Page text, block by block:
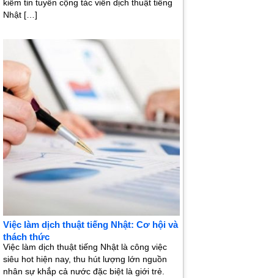
kiếm tin tuyển cộng tác viên dịch thuật tiếng
Nhật […]
Việc làm dịch thuật tiếng Nhật: Cơ hội và
thách thức
Việc làm dịch thuật tiếng Nhật là công việc
siêu hot hiện nay, thu hút lượng lớn nguồn
nhân sự khắp cả nước đặc biệt là giới trẻ.